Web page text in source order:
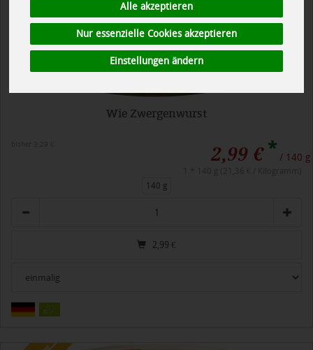
Alle akzeptieren
Nur essenzielle Cookies akzeptieren
Einstellungen ändern
Wie Zwergenwurst
2,99 €* / 140 g
140 g
2,99 €